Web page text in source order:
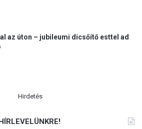
az úton – jubileumi dicsőítő esttel ad
Hirdetés